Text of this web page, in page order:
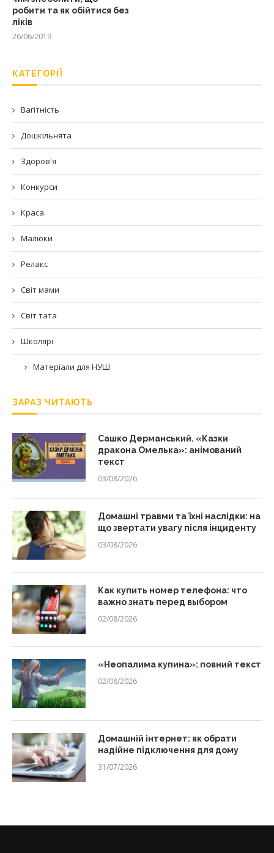
робити та як обійтися без
ліків
26/06/2019
КАТЕГОРІЇ
Вагітність
Дошкільнята
Здоров'я
Конкурси
Краса
Малюки
Релакс
Світ мами
Світ тата
Школярі
Матеріали для НУШ
ЗАРАЗ ЧИТАЮТЬ
Сашко Дерманський. «Казки
дракона Омелька»: анімований
текст
03/08/2026
Домашні травми та їхні наслідки: на
що звертати увагу після інциденту
03/08/2026
Как купить номер телефона: что
важно знать перед выбором
02/08/2026
«Неопалима купина»: повний текст
02/08/2026
Домашній інтернет: як обрати
надійне підключення для дому
31/07/2026